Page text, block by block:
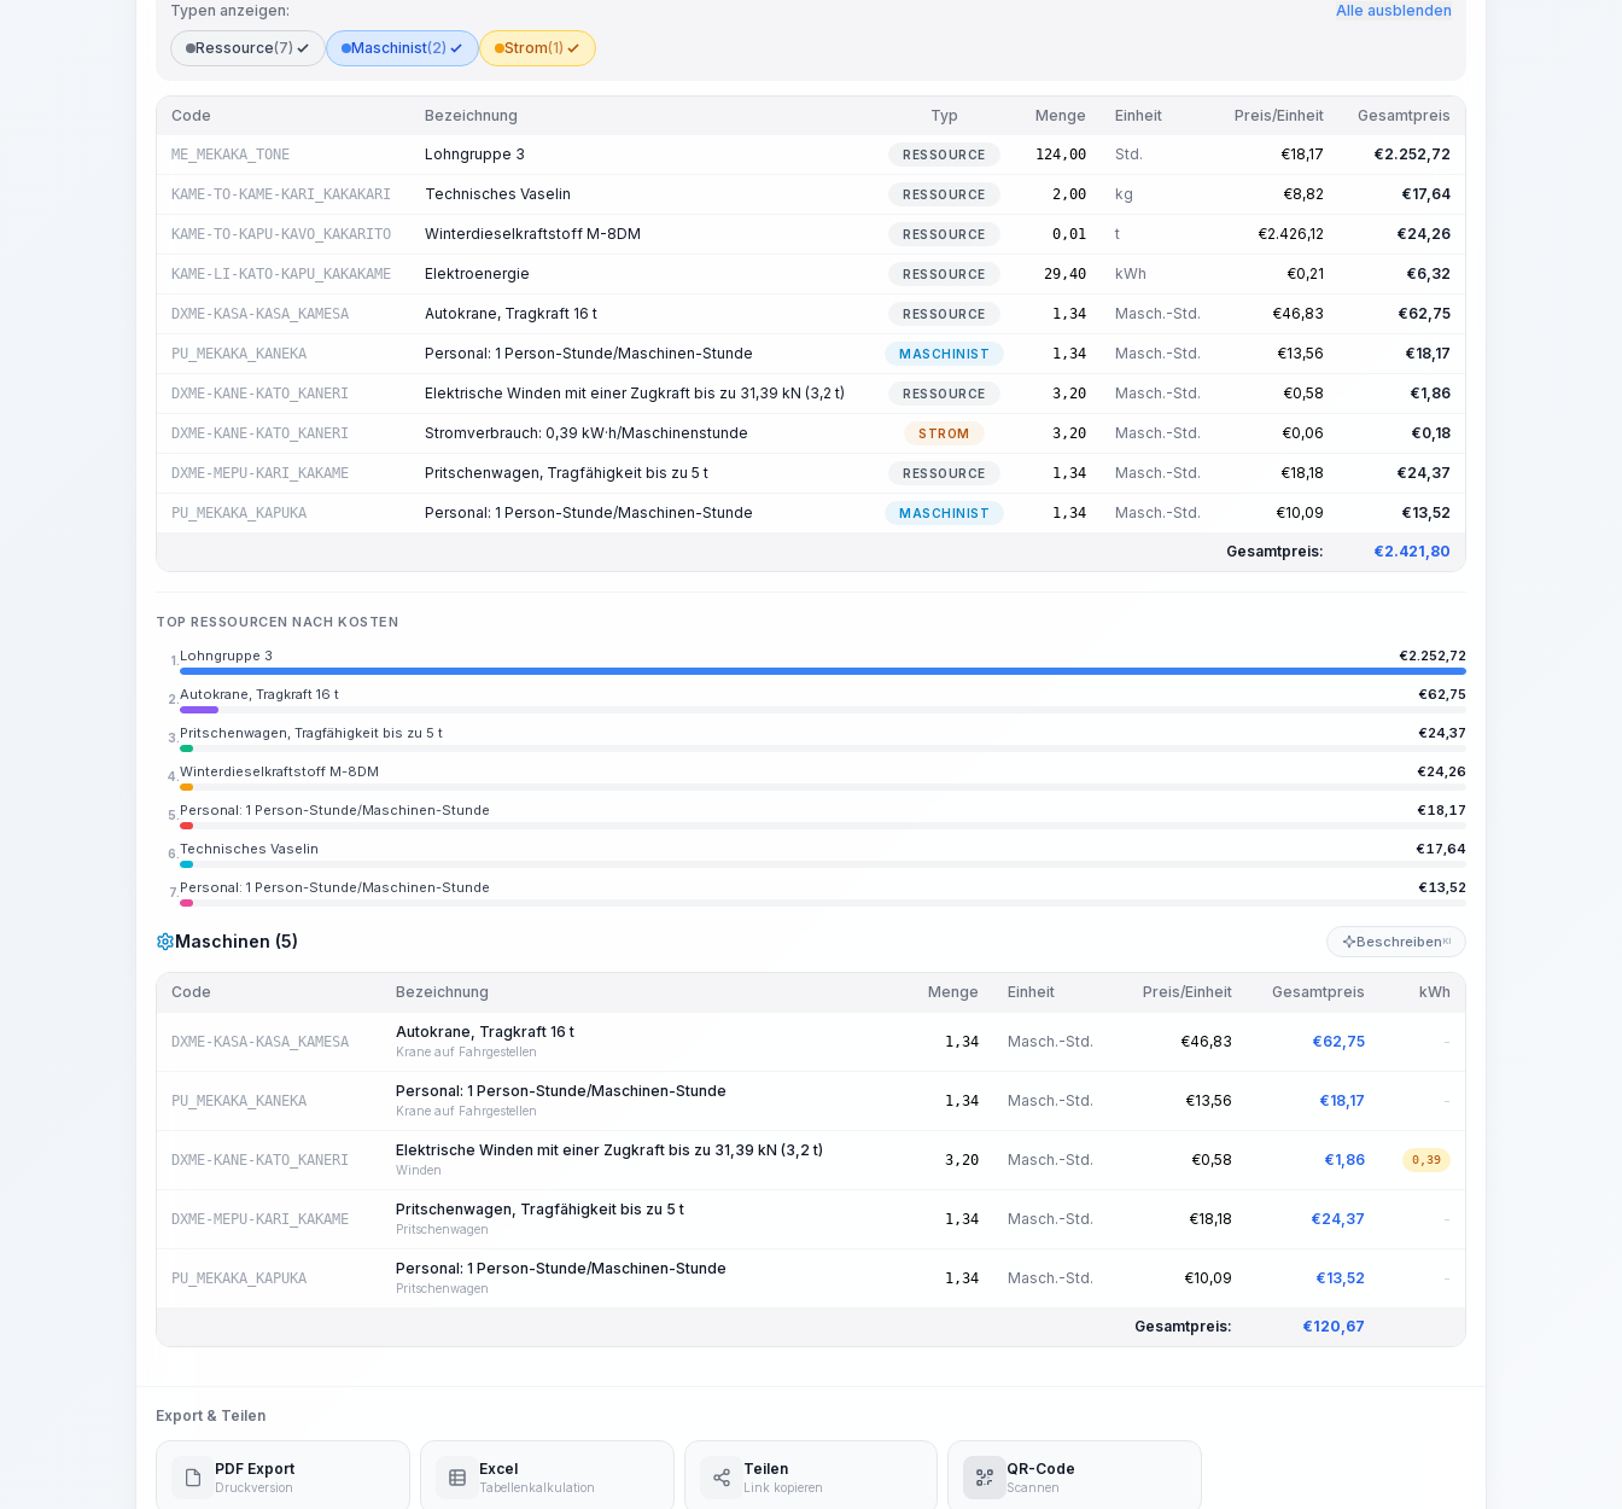
Typen anzeigen: Alle ausblenden
Ressource(7) Maschinist(2) Strom(1)
Code Bezeichnung Typ Menge Einheit Preis/Einheit Gesamtpreis
ME_MEKAKA_TONE Lohngruppe 3 RESSOURCE 124,00 Std. €18,17 €2.252,72
KAME-TO-KAME-KARI_KAKAKARI Technisches Vaselin RESSOURCE 2,00 kg €8,82 €17,64
KAME-TO-KAPU-KAVO_KAKARITO Winterdieselkraftstoff M-8DM RESSOURCE 0,01 t €2.426,12 €24,26
KAME-LI-KATO-KAPU_KAKAKAME Elektroenergie RESSOURCE 29,40 kWh €0,21 €6,32
DXME-KASA-KASA_KAMESA Autokrane, Tragkraft 16 t RESSOURCE 1,34 Masch.-Std. €46,83 €62,75
PU_MEKAKA_KANEKA Personal: 1 Person-Stunde/Maschinen-Stunde MASCHINIST 1,34 Masch.-Std. €13,56 €18,17
DXME-KANE-KATO_KANERI Elektrische Winden mit einer Zugkraft bis zu 31,39 kN (3,2 t) RESSOURCE 3,20 Masch.-Std. €0,58 €1,86
DXME-KANE-KATO_KANERI Stromverbrauch: 0,39 kW·h/Maschinenstunde STROM 3,20 Masch.-Std. €0,06 €0,18
DXME-MEPU-KARI_KAKAME Pritschenwagen, Tragfähigkeit bis zu 5 t RESSOURCE 1,34 Masch.-Std. €18,18 €24,37
PU_MEKAKA_KAPUKA Personal: 1 Person-Stunde/Maschinen-Stunde MASCHINIST 1,34 Masch.-Std. €10,09 €13,52
Gesamtpreis: €2.421,80
TOP RESSOURCEN NACH KOSTEN
1. Lohngruppe 3 €2.252,72
2. Autokrane, Tragkraft 16 t €62,75
3. Pritschenwagen, Tragfähigkeit bis zu 5 t €24,37
4. Winterdieselkraftstoff M-8DM €24,26
5. Personal: 1 Person-Stunde/Maschinen-Stunde €18,17
6. Technisches Vaselin €17,64
7. Personal: 1 Person-Stunde/Maschinen-Stunde €13,52
Maschinen (5) Beschreiben KI
Code Bezeichnung Menge Einheit Preis/Einheit Gesamtpreis kWh
DXME-KASA-KASA_KAMESA
Autokrane, Tragkraft 16 t
Krane auf Fahrgestellen
1,34 Masch.-Std. €46,83 €62,75 -
PU_MEKAKA_KANEKA
Personal: 1 Person-Stunde/Maschinen-Stunde
Krane auf Fahrgestellen
1,34 Masch.-Std. €13,56 €18,17 -
DXME-KANE-KATO_KANERI
Elektrische Winden mit einer Zugkraft bis zu 31,39 kN (3,2 t)
Winden
3,20 Masch.-Std. €0,58 €1,86 0,39
DXME-MEPU-KARI_KAKAME
Pritschenwagen, Tragfähigkeit bis zu 5 t
Pritschenwagen
1,34 Masch.-Std. €18,18 €24,37 -
PU_MEKAKA_KAPUKA
Personal: 1 Person-Stunde/Maschinen-Stunde
Pritschenwagen
1,34 Masch.-Std. €10,09 €13,52 -
Gesamtpreis: €120,67
Export & Teilen
PDF Export
Druckversion
Excel
Tabellenkalkulation
Teilen
Link kopieren
QR-Code
Scannen